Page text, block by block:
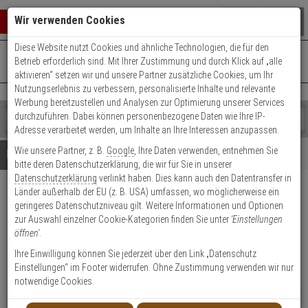
Warenkorb schließen
0 ARTIKEL IM WARENKORB
Ihr Warenkorb ist momentan leer.
Ergebnisse ()
Fertig
Shop
durchsuchen
Bitte
geben
Sie
mindestens
Zeichen
ein,
um
Suche
Es
wurde
noch
Kategorien
Suche
gestartet
+49 (0)821 899 493-0Mo. - Do.: 8:00 - 16:30 | Fr.: 8:00 - 14:00 Uhr
Kontaktservice nutzen
Details Beratung
Hanwha SBP-400WMW
Wandmontagearm für Domes,
Weiß
Produktmerkmale
Wir verwenden Cookies
Diese Website nutzt Cookies und ähnliche Technologien, die für den
Betrieb erforderlich sind. Mit Ihrer Zustimmung und durch Klick auf „alle
aktivieren“ setzen wir und unsere Partner zusätzliche Cookies, um Ihr
Nutzungserlebnis zu verbessern, personalisierte Inhalte und relevante
Werbung bereitzustellen und Analysen zur Optimierung unserer Services
durchzuführen. Dabei können personenbezogene Daten wie Ihre IP-
Adresse verarbeitet werden, um Inhalte an Ihre Interessen anzupassen.
Wie unsere Partner, z. B. Google , Ihre Daten verwenden, entnehmen Sie
bitte deren Datenschutzerklärung, die wir für Sie in unserer
Datenschutzerklärung verlinkt haben. Dies kann auch den Datentransfer in
Länder außerhalb der EU (z. B. USA) umfassen, wo möglicherweise ein
geringeres Datenschutzniveau gilt. Weitere Informationen und Optionen
zur Auswahl einzelner Cookie-Kategorien finden Sie unter 'Einstellungen
öffnen'.
Ihre Einwilligung können Sie jederzeit über den Link „Datenschutz
Einstellungen“ im Footer widerrufen. Ohne Zustimmung verwenden wir nur
notwendige Cookies.